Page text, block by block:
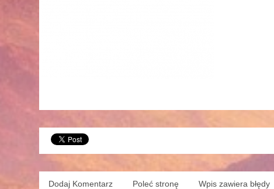
Dodaj Komentarz Poleć stronę Wpis zawiera błędy